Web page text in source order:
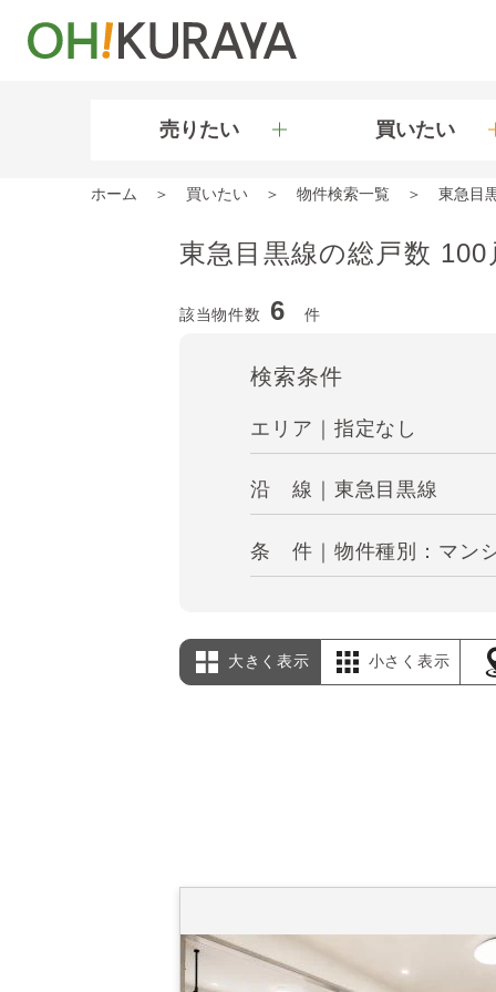
売りたい 買いたい
ホーム 買いたい 物件検索一覧 東急目
東急目黒線の総戸数
該当物件数 6 件
検索条件
エリア｜指定なし
沿 線｜東急目黒線
条 件｜物件種別：マン
大きく表示 小さく表示